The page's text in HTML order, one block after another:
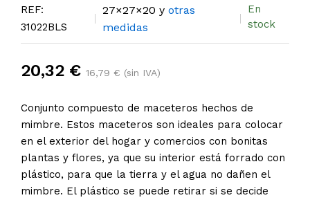
REF:
31022BLS
27×27×20 y otras
medidas
En
stock
20,32 € 16,79 € (sin IVA)
Conjunto compuesto de maceteros hechos de
mimbre. Estos maceteros son ideales para colocar
en el exterior del hogar y comercios con bonitas
plantas y flores, ya que su interior está forrado con
plástico, para que la tierra y el agua no dañen el
mimbre. El plástico se puede retirar si se decide